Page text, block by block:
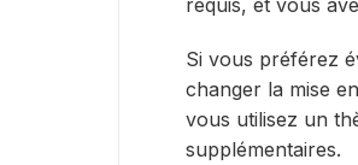
Si vous préférez
changer la mise
vous utilisez un
supplémentaires.